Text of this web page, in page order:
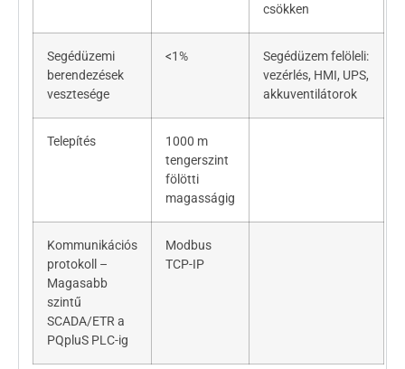
csökken
Segédüzemi
berendezések
vesztesége
<1%
Segédüzem felöleli:
vezérlés, HMI, UPS,
akkuventilátorok
Telepítés
1000 m
tengerszint
fölötti
magasságig
Kommunikációs
protokoll –
Magasabb
szintű
SCADA/ETR a
PQpluS PLC-ig
Modbus
TCP-IP